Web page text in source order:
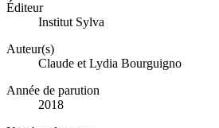
Éditeur
Institut Sylva
Auteur(s)
Claude et Lydia Bourguigno
Année de parution
2018